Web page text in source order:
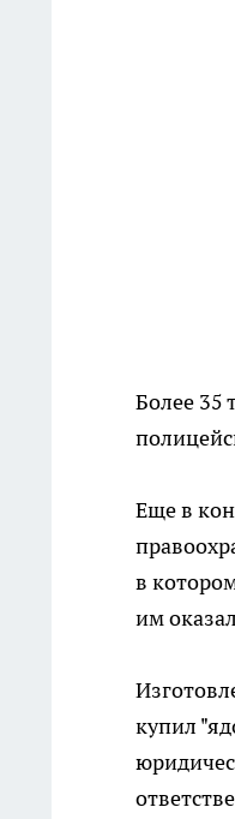
Более 35
Еще в
в
им
купил